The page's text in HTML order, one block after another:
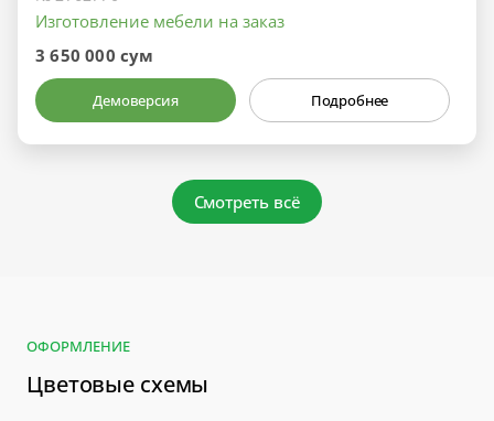
Изготовление мебели на заказ
3 650 000 сум
Демоверсия Подробнее
Смотреть всё
ОФОРМЛЕНИЕ
Цветовые схемы